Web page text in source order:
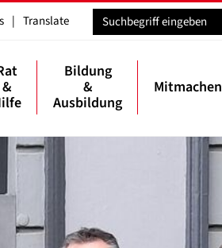
| Translate
&
Bildung
&
Ausbildung
Mitmachen